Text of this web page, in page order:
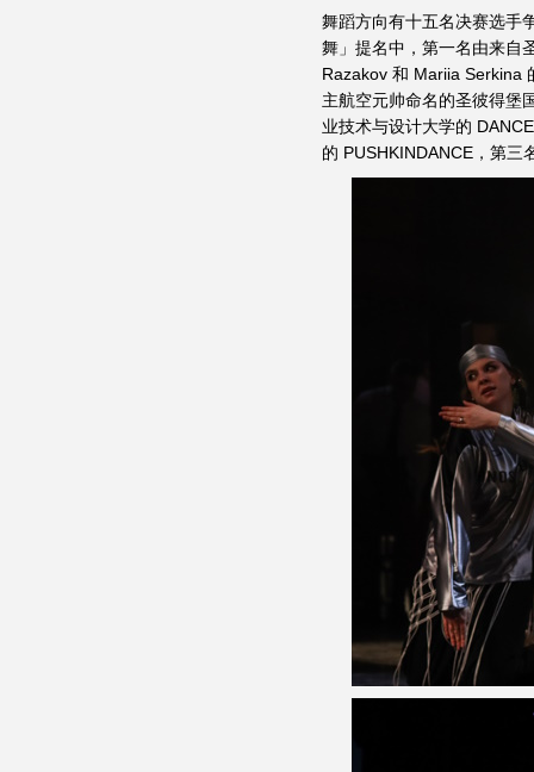
舞蹈方向有十五名决赛选手
舞」提名中，第一名由来自
Razakov 和 Mariia Serkina
主航空元帅命名的圣彼得堡
业技术与设计大学的
的 PUSHKINDANCE，第